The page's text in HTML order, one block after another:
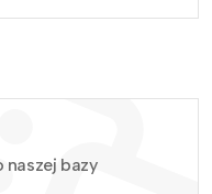
naszej bazy